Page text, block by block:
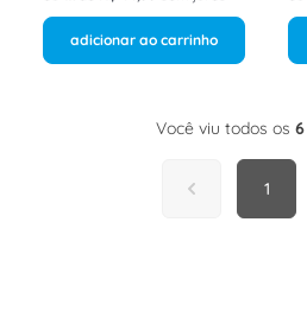
adicionar ao carrinho
Você viu todos os 6
1